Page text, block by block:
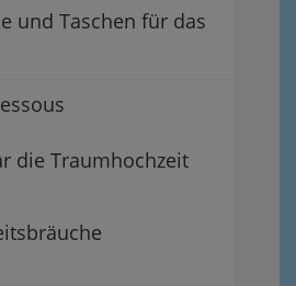
und Taschen für das
die Traumhochzeit